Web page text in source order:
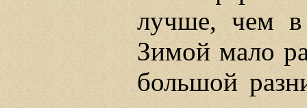
лучше, чем в
Зимой мало
большой